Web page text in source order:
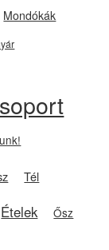
Mondókák
Tél
Ételek Ősz